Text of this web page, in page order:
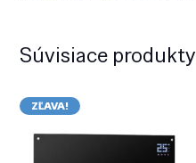
Súvisiace produkty
ZĽAVA!